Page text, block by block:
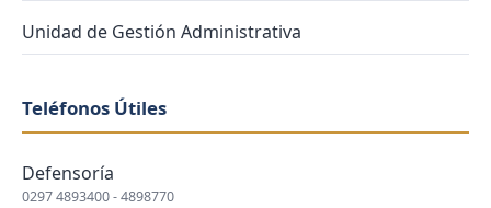
Unidad de Gestión Administrativa
Teléfonos Útiles
Defensoría
0297 4893400 - 4898770